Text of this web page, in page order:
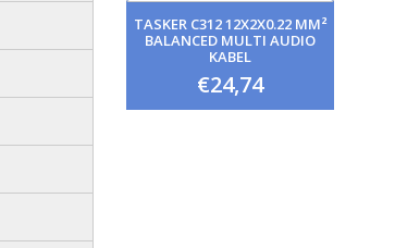
TASKER C312 12X2X0.22 MM²
BALANCED MULTI AUDIO
KABEL
€24,74